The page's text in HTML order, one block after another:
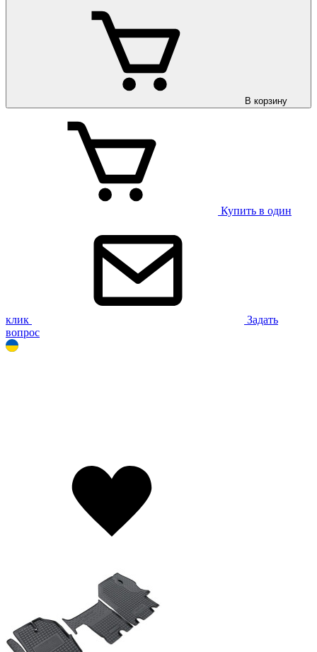
В корзину
Купить в один
клик
Задать
вопрос